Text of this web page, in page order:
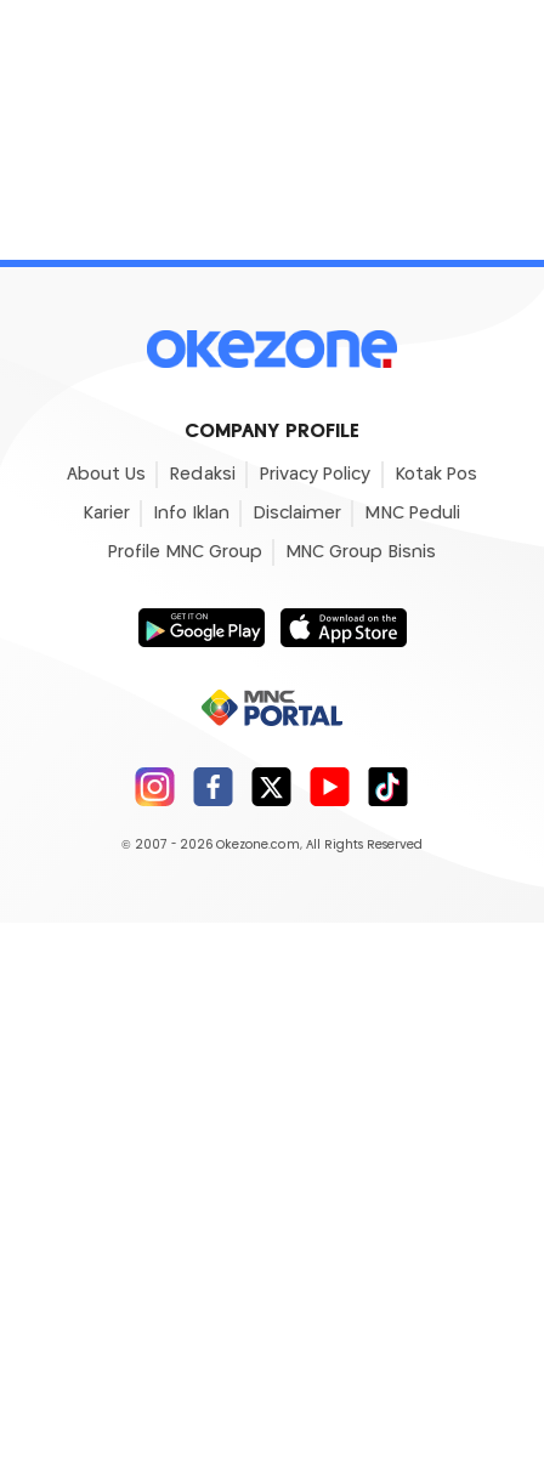
COMPANY PROFILE
About Us Redaksi Privacy Policy Kotak Pos
Karier Info Iklan Disclaimer MNC Peduli
Profile MNC Group MNC Group Bisnis
© 2007 - 2026 Okezone.com, All Rights Reserved